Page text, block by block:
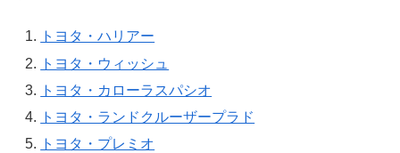
トヨタ・ハリアー
トヨタ・ウィッシュ
トヨタ・カローラスパシオ
トヨタ・ランドクルーザープラド
トヨタ・プレミオ